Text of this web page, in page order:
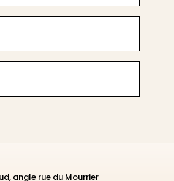
angle rue du Mourrier